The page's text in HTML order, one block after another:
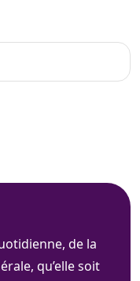
de la
qu’elle soit